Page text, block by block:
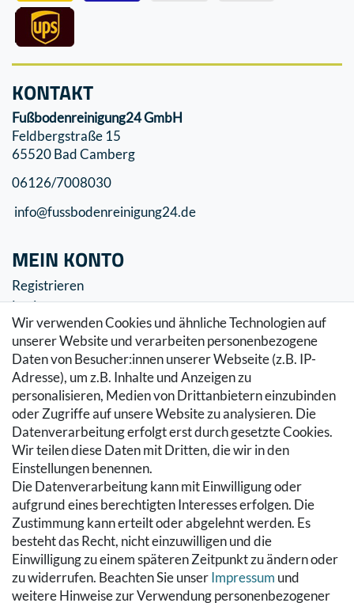
Wir verwenden Cookies und ähnliche Technologien auf
unserer Website und verarbeiten personenbezogene
Daten von Besucher:innen unserer Webseite (z.B. IP-
Adresse), um z.B. Inhalte und Anzeigen zu
personalisieren, Medien von Drittanbietern einzubinden
oder Zugriffe auf unsere Website zu analysieren. Die
Datenverarbeitung erfolgt erst durch gesetzte Cookies.
Wir teilen diese Daten mit Dritten, die wir in den
Einstellungen benennen.
Die Datenverarbeitung kann mit Einwilligung oder
aufgrund eines berechtigten Interesses erfolgen. Die
Zustimmung kann erteilt oder abgelehnt werden. Es
besteht das Recht, nicht einzuwilligen und die
Einwilligung zu einem späteren Zeitpunkt zu ändern oder
zu widerrufen. Beachten Sie unserImpressum und
weitere Hinweise zur Verwendung personenbezogener
KONTAKT
Fußbodenreinigung24 GmbH
Feldbergstraße 15
65520 Bad Camberg
06126/7008030
info@fussbodenreinigung24.de
MEIN KONTO
Registrieren
Login
SERVICE
Zahlung & Versand
Warenkorb
Zur Kasse
Hilfe
RECHTLICHES
Kontakt
Datenschutzerklärung
AGB
Impressum
Hinweise zur Batterieentsorgung
Widerrufs­recht